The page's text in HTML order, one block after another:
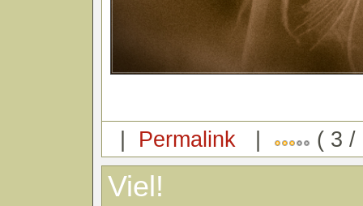
| Permalink | ( 3 /
Viel!